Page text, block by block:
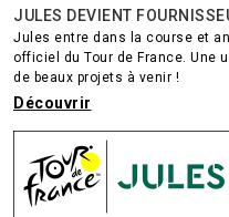
JULES DEVIENT
Jules entre dans la course et
officiel du Tour de France. Une
de beaux projets à venir !
Découvrir